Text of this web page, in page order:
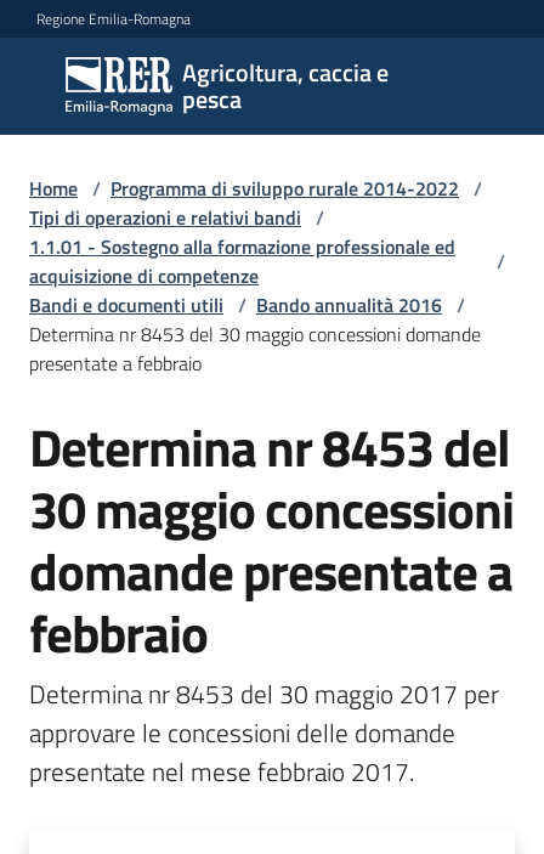
Vai al contenuto
Vai alla navigazione
Vai al footer
Regione Emilia-Romagna
Agricoltura, caccia e
pesca
Agricoltura,
caccia e
pesca
Argomenti
Novità
Servizi
Leggi
atti
bandi
Menu selezionato
Piani
programmi
progetti
Home / Programma di sviluppo rurale 2014-2022 /
Tipi di operazioni e relativi bandi /
1.1.01 - Sostegno alla formazione professionale ed
acquisizione di competenze
/
Bandi e documenti utili / Bando annualità 2016 /
Determina nr 8453 del 30 maggio concessioni domande
presentate a febbraio
Determina nr 8453 del
30 maggio concessioni
domande presentate a
febbraio
Determina nr 8453 del 30 maggio 2017 per
approvare le concessioni delle domande
presentate nel mese febbraio 2017.